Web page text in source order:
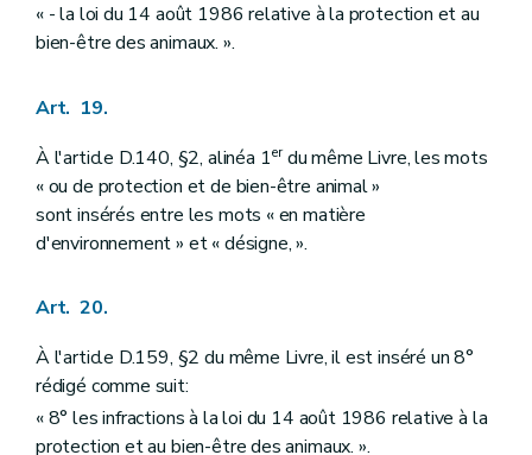
« - la loi du 14 août 1986 relative à la protection et au
bien-être des animaux. ».
Art. 19.
À l'article D.140, §2, alinéa 1erdu même Livre, les mots
« ou de protection et de bien-être animal »
sont insérés entre les mots « en matière
d'environnement » et « désigne, ».
Art. 20.
À l'article D.159, §2 du même Livre, il est inséré un 8°
rédigé comme suit:
« 8° les infractions à la loi du 14 août 1986 relative à la
protection et au bien-être des animaux. ».